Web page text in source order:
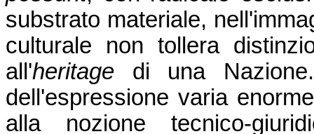
substrato materiale,
culturale non tollera
all'heritage di una
dell'espressione varia
alla nozione tecnico-